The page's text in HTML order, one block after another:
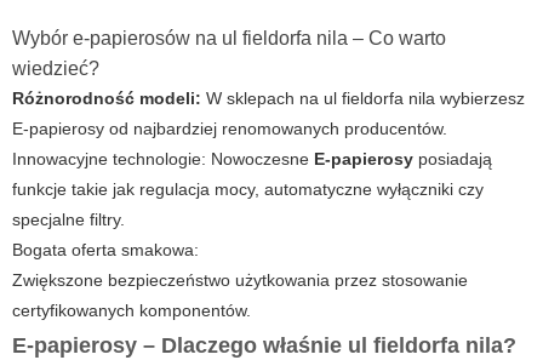
Wybór e-papierosów na ul fieldorfa nila – Co warto
wiedzieć?
Różnorodność modeli: W sklepach na ul fieldorfa nila wybierzesz
E-papierosy od najbardziej renomowanych producentów.
Innowacyjne technologie: Nowoczesne E-papierosy posiadają
funkcje takie jak regulacja mocy, automatyczne wyłączniki czy
specjalne filtry.
Bogata oferta smakowa:
Zwiększone bezpieczeństwo użytkowania przez stosowanie
certyfikowanych komponentów.
E-papierosy – Dlaczego właśnie ul fieldorfa nila?